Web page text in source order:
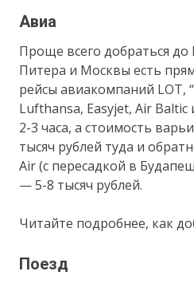
Авиа
Проще всего добраться
Питера и Москвы есть
рейсы авиакомпаний LOT,
Lufthansa, Easyjet, Air
2-3 часа, а стоимость
тысяч рублей туда и
Air (с пересадкой в
— 5-8 тысяч рублей.
Читайте подробнее, как
Поезд